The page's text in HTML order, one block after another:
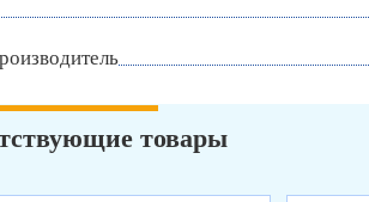
товары